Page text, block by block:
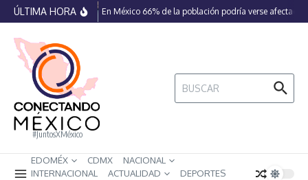
Saltar al contenido
ÚLTIMA HORA En México 66% de la población podría verse afectada
#JuntosXMéxico
Buscar:
EDOMÉX CDMX
NACIONAL
INTERNACIONAL
ACTUALIDAD
DEPORTES